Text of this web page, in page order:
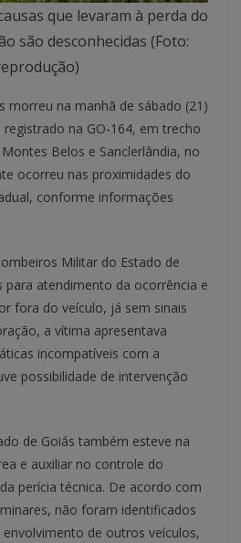
que levaram à perda do
são desconhecidas (Foto:
morreu na manhã de sábado (21)
na GO-164, em trecho
Belos e Sanclerlândia, no
ocorreu nas proximidades do
conforme informações
Militar do Estado de
para atendimento da ocorrência e
fora do veículo, já sem sinais
a vítima apresentava
incompatíveis com a
possibilidade de intervenção
de Goiás também esteve na
e auxiliar no controle do
perícia técnica. De acordo com
não foram identificados
de outros veículos,